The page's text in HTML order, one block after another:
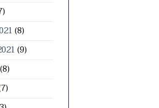
(8)
(9)
(8)